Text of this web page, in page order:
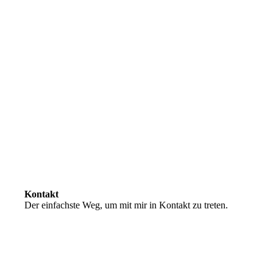
Kontakt
Der einfachste Weg, um mit mir in Kontakt zu treten.